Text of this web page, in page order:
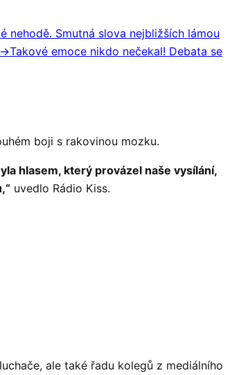
nehodě. Smutná slova nejbližších lámou
Takové emoce nikdo nečekal! Debata se
boji s rakovinou mozku.
hlasem, který provázel naše vysílání,
uvedlo Rádio Kiss.
ale také řadu kolegů z mediálního